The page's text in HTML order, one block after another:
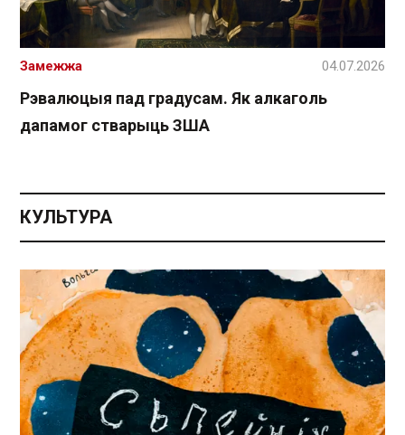
Рэвалюцыя пад градусам. Як алкаголь
дапамог стварыць ЗША
Замежжа 04.07.2026
КУЛЬТУРА